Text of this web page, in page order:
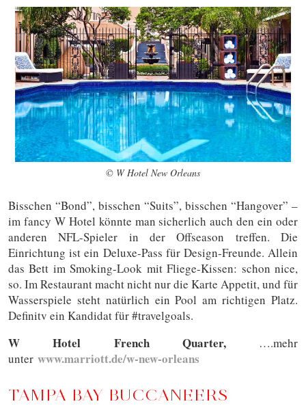
© W Hotel New Orleans
Bisschen “Bond”, bisschen “Suits”, bisschen “Hangover” –
im fancy W Hotel könnte man sicherlich auch den ein oder
anderen NFL-Spieler in der Offseason treffen. Die
Einrichtung ist ein Deluxe-Pass für Design-Freunde. Allein
das Bett im Smoking-Look mit Fliege-Kissen: schon nice,
so. Im Restaurant macht nicht nur die Karte Appetit, und für
Wasserspiele steht natürlich ein Pool am richtigen Platz.
Definitv ein Kandidat für #travelgoals.
W Hotel French Quarter,….mehr
unter www.marriott.de/w-new-orleans
TAMPA BAY BUCCANEERS